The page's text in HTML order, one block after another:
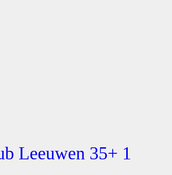
Leeuwen 35+ 1